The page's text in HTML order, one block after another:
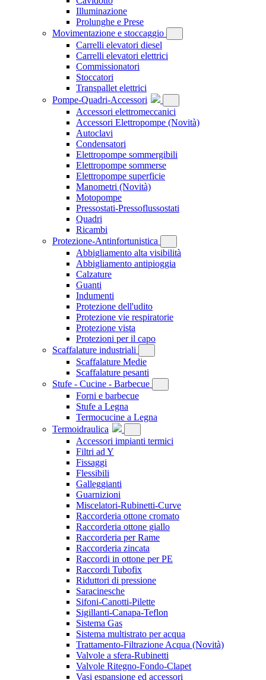
Illuminazione
Prolunghe e Prese
Movimentazione e stoccaggio
Carrelli elevatori diesel
Carrelli elevatori elettrici
Commissionatori
Stoccatori
Transpallet elettrici
Pompe-Quadri-Accessori
Accessori elettromeccanici
Accessori Elettropompe (Novità)
Autoclavi
Condensatori
Elettropompe sommergibili
Elettropompe sommerse
Elettropompe superficie
Manometri (Novità)
Motopompe
Pressostati-Pressoflussostati
Quadri
Ricambi
Protezione-Antinfortunistica
Abbigliamento alta visibilità
Abbigliamento antipioggia
Calzature
Guanti
Indumenti
Protezione dell'udito
Protezione vie respiratorie
Protezione vista
Protezioni per il capo
Scaffalature industriali
Scaffalature Medie
Scaffalature pesanti
Stufe - Cucine - Barbecue
Forni e barbecue
Stufe a Legna
Termocucine a Legna
Termoidraulica
Accessori impianti termici
Filtri ad Y
Fissaggi
Flessibili
Galleggianti
Guarnizioni
Miscelatori-Rubinetti-Curve
Raccorderia ottone cromato
Raccorderia ottone giallo
Raccorderia per Rame
Raccorderia zincata
Raccordi in ottone per PE
Raccordi Tubofix
Riduttori di pressione
Saracinesche
Sifoni-Canotti-Pilette
Sigillanti-Canapa-Teflon
Sistema Gas
Sistema multistrato per acqua
Trattamento-Filtrazione Acqua (Novità)
Valvole a sfera-Rubinetti
Valvole Ritegno-Fondo-Clapet
Vasi espansione ed accessori